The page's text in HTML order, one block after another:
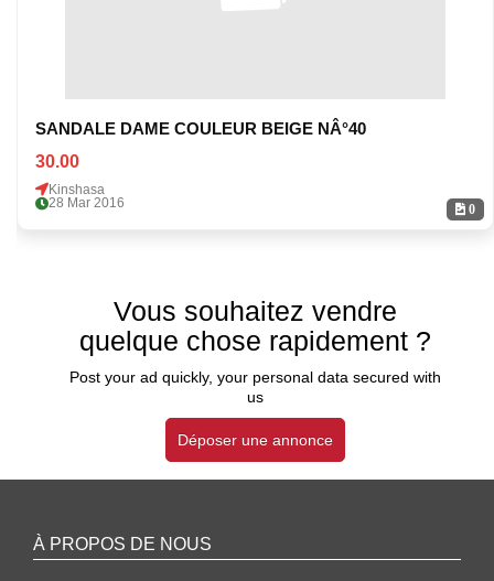
0
SANDALE DAME COULEUR BEIGE NÂ°40
30.00
Kinshasa
28 Mar 2016
Vous souhaitez vendre
quelque chose rapidement ?
Post your ad quickly, your personal data secured with
us
Déposer une annonce
À PROPOS DE NOUS